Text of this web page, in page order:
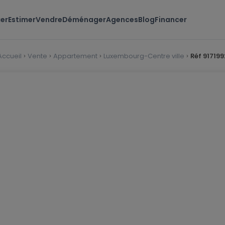
EstimerVendreDéménagerAgencesBlogFinancer
Vente Appartement Luxembourg-Centre ville Réf